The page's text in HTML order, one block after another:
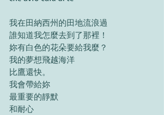
我在田納西州的田地流浪過
誰知道我怎麼去到了那裡！
妳有白色的花朵要給我麼？
我的夢想飛越海洋
比鷹還快。
我會帶給妳
最重要的靜默
和耐心